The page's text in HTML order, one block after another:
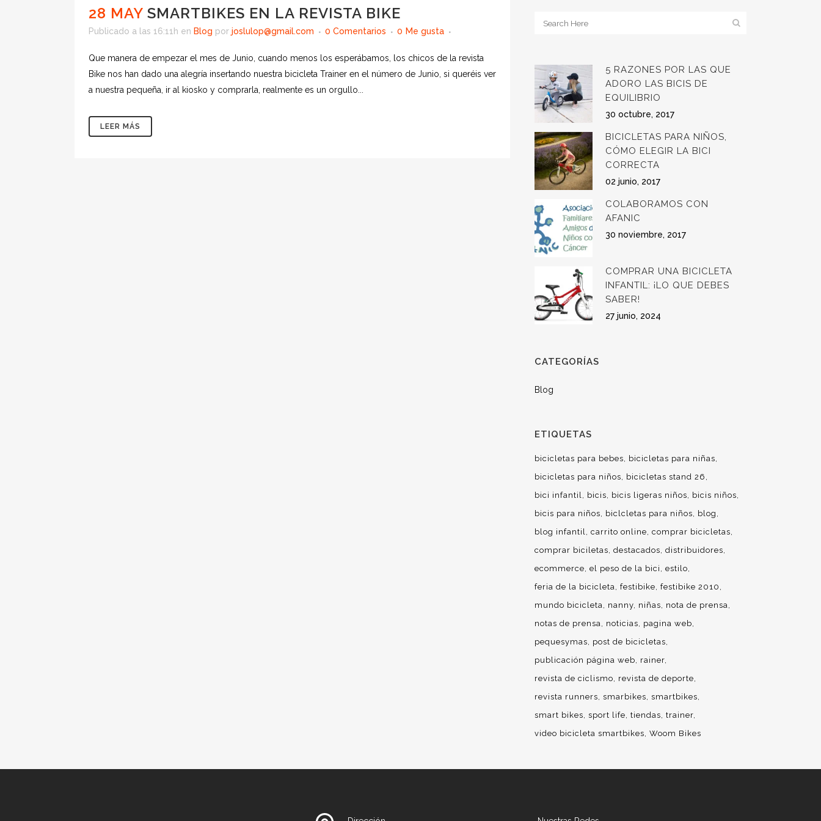
28 MAY SMARTBIKES EN LA REVISTA BIKE
Publicado a las 16:11h en Blog por joslulop@gmail.com 0 Comentarios 0 Me gusta
Que manera de empezar el mes de Junio, cuando menos los esperábamos, los chicos de la revista
Bike nos han dado una alegría insertando nuestra bicicleta Trainer en el número de Junio, si queréis ver
a nuestra pequeña, ir al kiosko y comprarla, realmente es un orgullo...
LEER MÁS
5 RAZONES POR LAS QUE
ADORO LAS BICIS DE
EQUILIBRIO
30 octubre, 2017
BICICLETAS PARA NIÑOS,
CÓMO ELEGIR LA BICI
CORRECTA
02 junio, 2017
COLABORAMOS CON
AFANIC
30 noviembre, 2017
COMPRAR UNA BICICLETA
INFANTIL: ¡LO QUE DEBES
SABER!
27 junio, 2024
CATEGORÍAS
Blog
ETIQUETAS
bicicletas para bebes
bicicletas para niñas
bicicletas para niños
bicicletas stand 26
bici infantil
bicis bicis ligeras niños
bicis niños
bicis para niños
biclcletas para niños
blog
blog infantil
carrito online
comprar bicicletas
comprar biciletas
destacados
distribuidores
ecommerce
el peso de la bici
estilo
feria de la bicicleta
festibike
festibike 2010
mundo bicicleta
nanny niñas
nota de prensa
notas de prensa
noticias
pagina web
pequesymas
post de bicicletas
publicación página web
rainer
revista de ciclismo
revista de deporte
revista runners
smarbikes
smartbikes
smart bikes
sport life tiendas
trainer
video bicicleta smartbikes
Woom Bikes